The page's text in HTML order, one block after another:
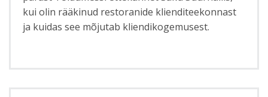
kui olin rääkinud restoranide klienditeekonnast
ja kuidas see mõjutab kliendikogemusest.